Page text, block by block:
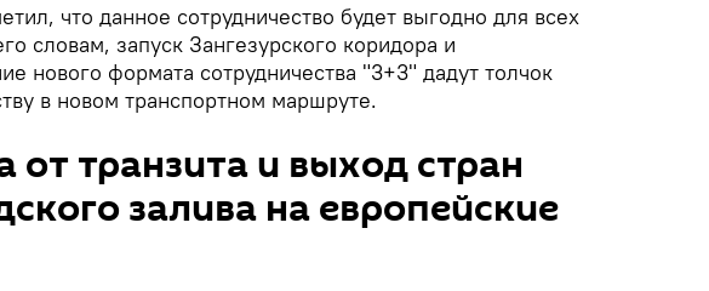
что данное сотрудничество будет выгодно для всех
словам, запуск Зангезурского коридора и
нового формата сотрудничества "3+3" дадут толчок
в новом транспортном маршруте.
от транзита и выход стран
залива на европейские